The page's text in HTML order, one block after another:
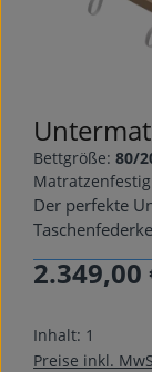
Bettgröße: 80/
Der perfekte
Regulärer Preis:
2.349,00
Inhalt: 1
Preise inkl.